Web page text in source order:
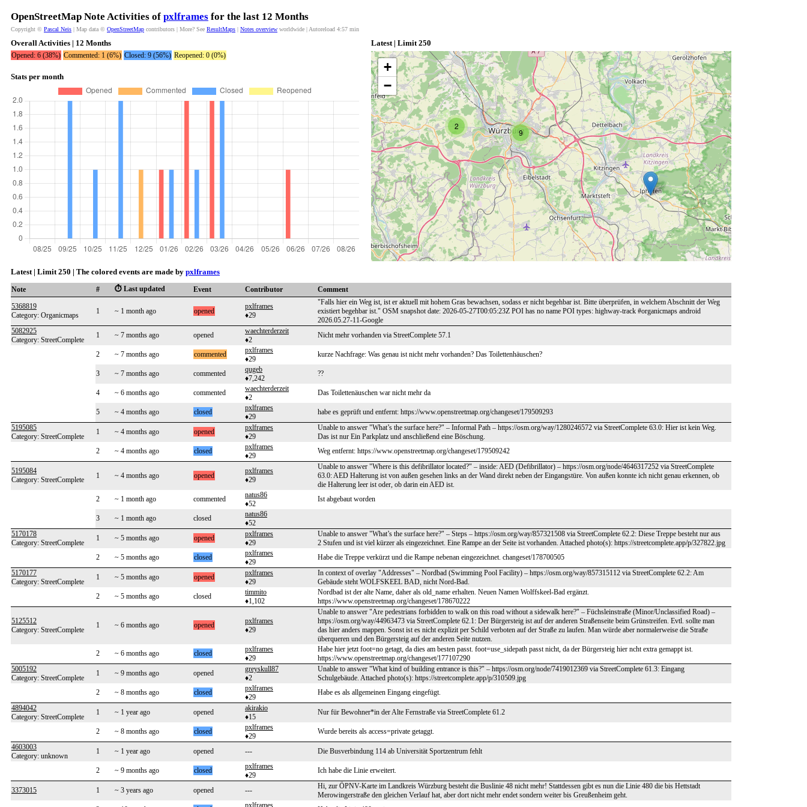
OpenStreetMap Note Activities of pxlframes for the last 12 Months
Copyright © Pascal Neis | Map data © OpenStreetMap contributors | More? See ResultMaps | Notes overview worldwide | Autoreload 4:57 min
Overall Activities | 12 Months
Opened: 6 (38%) Commented: 1 (6%) Closed: 9 (56%) Reopened: 0 (0%)
Stats per month
Latest | Limit 250
2
9
+
−
Latest | Limit 250 | The colored events are made by pxlframes
Note # ⏱️ Last updated Event Contributor
Comment
5368819
Category: Organicmaps
1 ~ 1 month ago opened
pxlframes
♦29
"Falls hier ein Weg ist, ist er aktuell mit hohem Gras bewachsen, sodass er nicht begehbar ist. Bitte überprüfen, in welchem Abschnitt der Weg
existiert begehbar ist." OSM snapshot date: 2026-05-27T00:05:23Z POI has no name POI types: highway-track #organicmaps android
2026.05.27-11-Google
5082925
Category: StreetComplete
1 ~ 7 months ago opened
waechterderzeit
♦2
Nicht mehr vorhanden via StreetComplete 57.1
2 ~ 7 months ago commented
pxlframes
♦29
kurze Nachfrage: Was genau ist nicht mehr vorhanden? Das Toilettenhäuschen?
3 ~ 7 months ago commented
qugeb
♦7,242
??
4 ~ 6 months ago commented
waechterderzeit
♦2
Das Toilettenäuschen war nicht mehr da
5 ~ 4 months ago closed
pxlframes
♦29
habe es geprüft und entfernt: https://www.openstreetmap.org/changeset/179509293
5195085
Category: StreetComplete
1 ~ 4 months ago opened
pxlframes
♦29
Unable to answer "What’s the surface here?" – Informal Path – https://osm.org/way/1280246572 via StreetComplete 63.0: Hier ist kein Weg.
Das ist nur Ein Parkplatz und anschließend eine Böschung.
2
~ 4 months ago closed
pxlframes
♦29
Weg entfernt: https://www.openstreetmap.org/changeset/179509242
5195084
Category: StreetComplete
1 ~ 4 months ago opened
pxlframes
♦29
Unable to answer "Where is this defibrillator located?" – inside: AED (Defibrillator) – https://osm.org/node/4646317252 via StreetComplete
63.0: AED Halterung ist von außen gesehen links an der Wand direkt neben der Eingangstüre. Von außen konnte ich nicht genau erkennen, ob
die Halterung leer ist oder, ob darin ein AED ist.
2
~ 1 month ago commented
natus86
♦52
Ist abgebaut worden
3 ~ 1 month ago closed
natus86
♦52
5170178
Category: StreetComplete
1 ~ 5 months ago opened
pxlframes
♦29
Unable to answer "What’s the surface here?" – Steps – https://osm.org/way/857321508 via StreetComplete 62.2: Diese Treppe besteht nur aus
2 Stufen und ist viel kürzer als eingezeichnet. Eine Rampe an der Seite ist vorhanden. Attached photo(s): https://streetcomplete.app/p/327822.jpg
2
~ 5 months ago closed
pxlframes
♦29
Habe die Treppe verkürzt und die Rampe nebenan eingezeichnet. changeset/178700505
5170177
Category: StreetComplete
1 ~ 5 months ago opened
pxlframes
♦29
In context of overlay "Addresses" – Nordbad (Swimming Pool Facility) – https://osm.org/way/857315112 via StreetComplete 62.2: Am
Gebäude steht WOLFSKEEL BAD, nicht Nord-Bad.
2
~ 5 months ago closed
timmito
♦1,102
Nordbad ist der alte Name, daher als old_name erhalten. Neuen Namen Wolffskeel-Bad ergänzt.
https://www.openstreetmap.org/changeset/178670222
5125512
Category: StreetComplete
1 ~ 6 months ago opened
pxlframes
♦29
Unable to answer "Are pedestrians forbidden to walk on this road without a sidewalk here?" – Füchsleinstraße (Minor/Unclassified Road) –
https://osm.org/way/44963473 via StreetComplete 62.1: Der Bürgersteig ist auf der anderen Straßenseite beim Grünstreifen. Evtl. sollte man
das hier anders mappen. Sonst ist es nicht explizit per Schild verboten auf der Straße zu laufen. Man würde aber normalerweise die Straße
überqueren und den Bürgersteig auf der anderen Seite nutzen.
2
~ 6 months ago closed
pxlframes
♦29
Habe hier jetzt foot=no getagt, da dies am besten passt. foot=use_sidepath passt nicht, da der Bürgersteig hier ncht extra gemappt ist.
https://www.openstreetmap.org/changeset/177107290
5005192
Category: StreetComplete
1 ~ 9 months ago opened
greyskull87
♦2
Unable to answer "What kind of building entrance is this?" – https://osm.org/node/7419012369 via StreetComplete 61.3: Eingang
Schulgebäude. Attached photo(s): https://streetcomplete.app/p/310509.jpg
2
~ 8 months ago closed
pxlframes
♦29
Habe es als allgemeinen Eingang eingefügt.
4894042
Category: StreetComplete
1 ~ 1 year ago opened
akirakio
♦15
Nur für Bewohner*in der Alte Fernstraße via StreetComplete 61.2
2 ~ 8 months ago closed
pxlframes
♦29
Wurde bereits als access=private getaggt.
4603003
Category: unknown
1 ~ 1 year ago opened --- Die Busverbindung 114 ab Universität Sportzentrum fehlt
2 ~ 9 months ago closed
pxlframes
♦29
Ich habe die Linie erweitert.
3373015 1 ~ 3 years ago opened ---
Hi, zur ÖPNV-Karte im Landkreis Würzburg besteht die Buslinie 48 nicht mehr! Stattdessen gibt es nun die Linie 480 die bis Hettstadt
Merowingerstraße den gleichen Verlauf hat, aber dort nicht mehr endet sondern weiter bis Greußenheim geht.
pxlframes